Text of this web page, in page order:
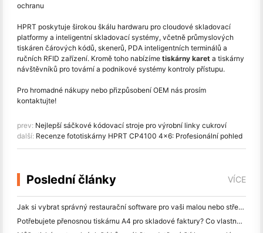
ochranu
HPRT poskytuje širokou škálu hardwaru pro cloudové skladovací
platformy a inteligentní skladovací systémy, včetně průmyslových
tiskáren čárových kódů, skenerů, PDA inteligentních terminálů a
ručních RFID zařízení. Kromě toho nabízíme tiskárny karet a tiskárny
návštěvníků pro tovární a podnikové systémy kontroly přístupu.
Pro hromadné nákupy nebo přizpůsobení OEM nás prosím
kontaktujte!
prev: Nejlepší sáčkové kódovací stroje pro výrobní linky cukroví
další: Recenze fototiskárny HPRT CP4100 4x6: Profesionální pohled
Poslední články VÍCE
Jak si vybrat správný restaurační software pro vaši malou nebo střední restauraci
Potřebujete přenosnou tiskárnu A4 pro skladové faktury? Co vlastně funguje